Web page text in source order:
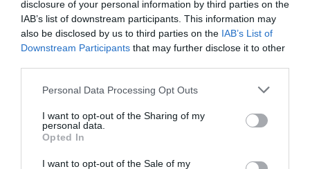
disclosure of your personal information by third parties on the
IAB’s list of downstream participants. This information may
also be disclosed by us to third parties on the IAB’s List of
Downstream Participants that may further disclose it to other
Personal Data Processing Opt Outs
I want to opt-out of the Sharing of my
personal data.
Opted In
I want to opt-out of the Sale of my
inteligencia de mercado de 2Playbook, cuya plataforma
de datos monitoriza en tiempo real el negocio de 60
clubes de LaLiga, Liga F y Primera Federación; 200
clubes de ligas europeas; 22 clubes de ACB y Primera
contratos de patrocinio, de los que 25.000
propiedades deportivas y competiciones internacionales,
segmentados por competición, tipología de activos,
marcas, categorías de producto y valor económico
información, contacta con nosotros